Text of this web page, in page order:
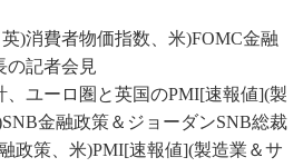
)消費者物価指数、米)FOMC金融
の記者会見
ユーロ圏と英国のPMI[速報値](製
金融政策＆ジョーダンSNB総裁
政策、米)PMI[速報値](製造業＆サ